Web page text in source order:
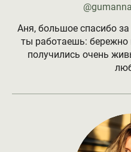
Аня, большое спасибо
ты работаешь: бережно
получились очень